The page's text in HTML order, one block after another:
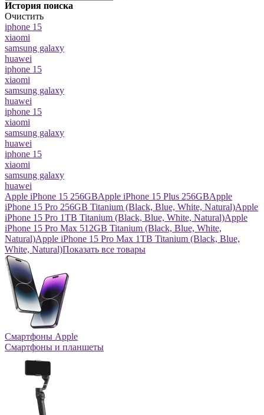
История поиска
Очистить
iphone 15
xiaomi
samsung galaxy
huawei
iphone 15
xiaomi
samsung galaxy
huawei
iphone 15
xiaomi
samsung galaxy
huawei
iphone 15
xiaomi
samsung galaxy
huawei
Apple iPhone 15 256GBApple iPhone 15 Plus 256GBApple
iPhone 15 Pro 256GB Titanium (Black, Blue, White, Natural)Apple
iPhone 15 Pro 1TB Titanium (Black, Blue, White, Natural)Apple
iPhone 15 Pro Max 512GB Titanium (Black, Blue, White,
Natural)Apple iPhone 15 Pro Max 1TB Titanium (Black, Blue,
White, Natural)Показать все товары
Смартфоны Apple
Смартфоны и планшеты